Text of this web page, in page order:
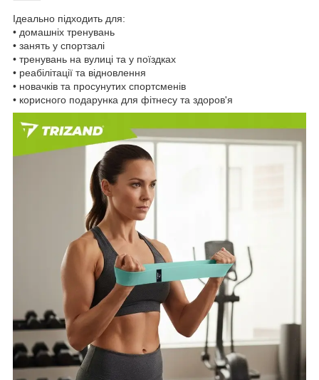
Ідеально підходить для:
• домашніх тренувань
• занять у спортзалі
• тренувань на вулиці та у поїздках
• реабілітації та відновлення
• новачків та просунутих спортсменів
• корисного подарунка для фітнесу та здоров'я